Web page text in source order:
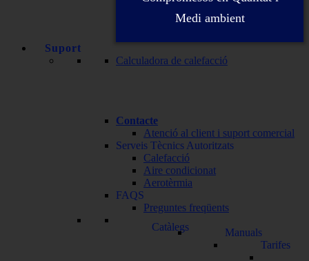
Medi ambient
Suport
Calculadora de calefacció
Contacte
Atenció al client i suport comercial
Serveis Tècnics Autoritzats
Calefacció
Aire condicionat
Aerotèrmia
FAQS
Preguntes freqüents
Catàlegs
Manuals
Tarifes